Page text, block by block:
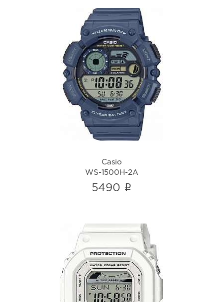
Casio
WS-1500H-2A
i
Casio
WS-1500H-2A
5490 i
Baby-G
BLX-560-7